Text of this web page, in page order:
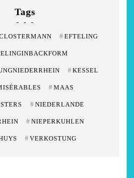
Tags
# EFTELING
# KESSEL
# MAAS
# NIEDERLANDE
# NIEPERKUHLEN
# VERKOSTUNG